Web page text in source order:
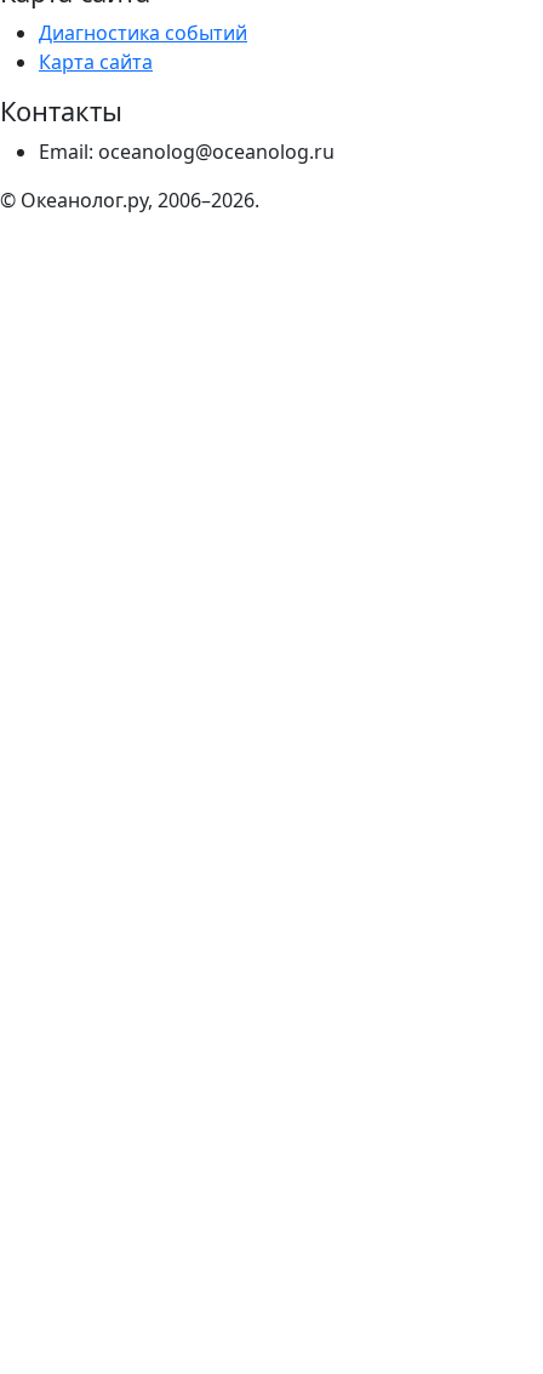
Диагностика событий
Карта сайта
Контакты
Email: oceanolog@oceanolog.ru
© Океанолог.ру, 2006–2026.